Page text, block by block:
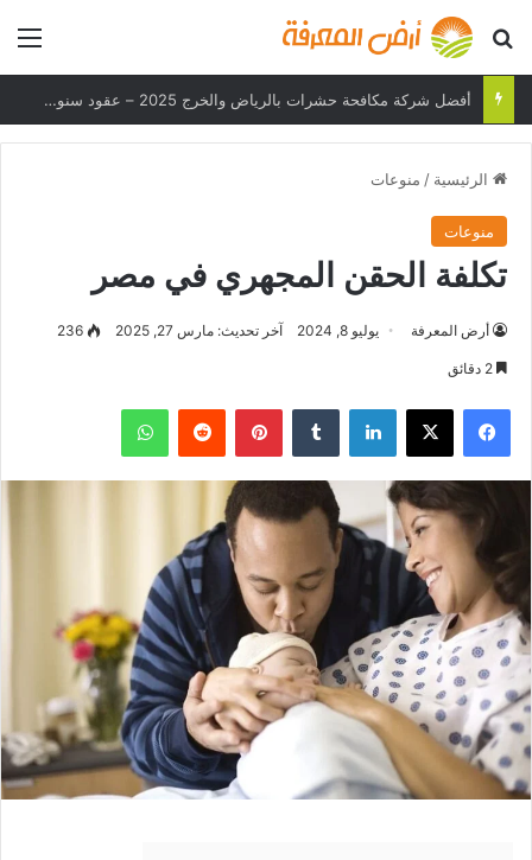
بحث عن
أفضل شركة مكافحة حشرات بالرياض والخرج 2025 – عقود سنوية وحلول فعالة
الرئيسية / منوعات
منوعات
تكلفة الحقن المجهري في مصر
أرض المعرفة يوليو 8, 2024 آخر تحديث: مارس 27, 2025 236
فيسبوك ‫X لينكدإن بينتيريست واتساب